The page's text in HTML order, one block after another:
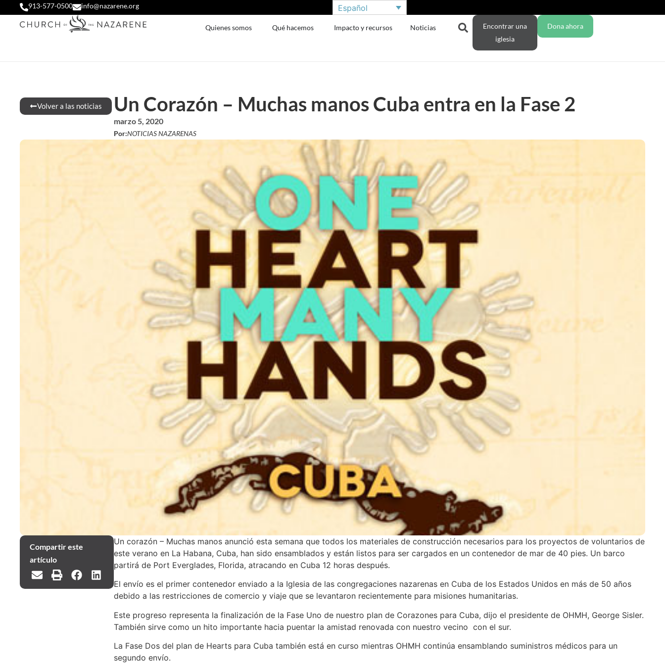
913-577-0500 info@nazarene.org Español
Quienes somos Qué hacemos Impacto y recursos Noticias
Encontrar una
iglesia
Dona ahora
Volver a las noticias Un Corazón – Muchas manos Cuba entra en la Fase 2
marzo 5, 2020
Por:NOTICIAS NAZARENAS
Compartir este
artículo
Un corazón – Muchas manos anunció esta semana que todos los materiales de construcción necesarios para los proyectos de voluntarios de
este verano en La Habana, Cuba, han sido ensamblados y están listos para ser cargados en un contenedor de mar de 40 pies. Un barco
partirá de Port Everglades, Florida, atracando en Cuba 12 horas después.
El envío es el primer contenedor enviado a la Iglesia de las congregaciones nazarenas en Cuba de los Estados Unidos en más de 50 años
debido a las restricciones de comercio y viaje que se levantaron recientemente para misiones humanitarias.
Este progreso representa la finalización de la Fase Uno de nuestro plan de Corazones para Cuba, dijo el presidente de OHMH, George Sisler.
También sirve como un hito importante hacia puentar la amistad renovada con nuestro vecino con el sur.
La Fase Dos del plan de Hearts para Cuba también está en curso mientras OHMH continúa ensamblando suministros médicos para un
segundo envío.